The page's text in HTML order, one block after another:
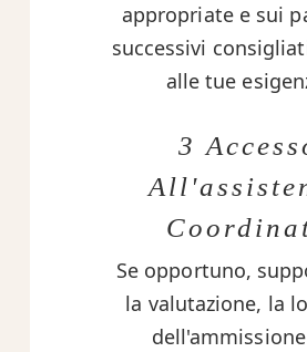
appropriate e sui
successivi
alle tue
3
Se opportuno,
la valutazione, la